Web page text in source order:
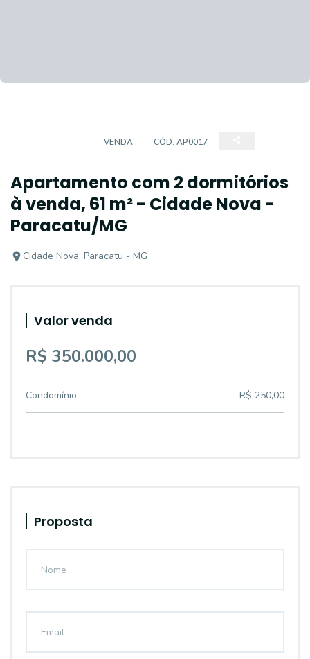
VENDA CÓD: AP0017
Apartamento com 2 dormitórios
à venda, 61 m² - Cidade Nova -
Paracatu/MG
Cidade Nova, Paracatu - MG
Valor venda
R$ 350.000,00
Condomínio R$ 250,00
Proposta